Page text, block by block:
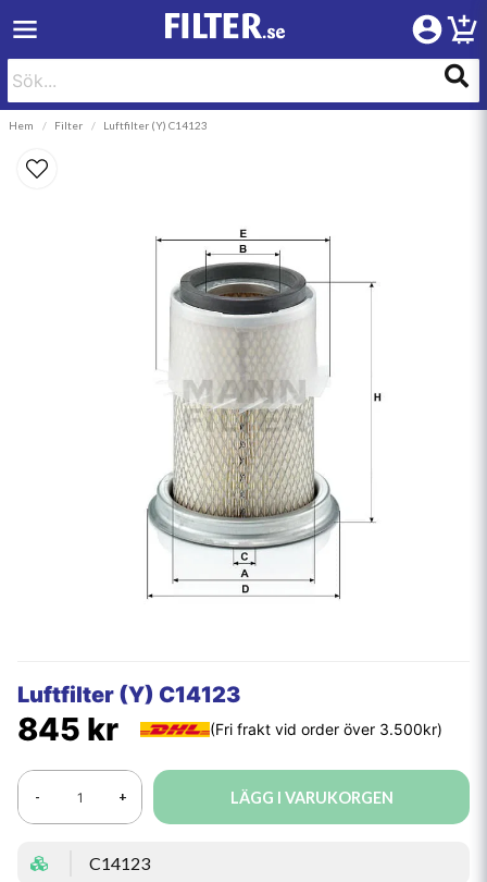
Hem Filter Luftfilter (Y) C14123
Luftfilter (Y) C14123
845 kr
- + LÄGG I VARUKORGEN
C14123